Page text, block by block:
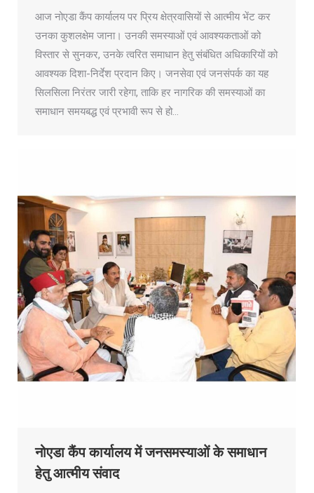
आज नोएडा कैंप कार्यालय पर प्रिय क्षेत्रवासियों से आत्मीय भेंट कर
उनका कुशलक्षेम जाना। उनकी समस्याओं एवं आवश्यकताओं को
विस्तार से सुनकर, उनके त्वरित समाधान हेतु संबंधित अधिकारियों को
आवश्यक दिशा-निर्देश प्रदान किए। जनसेवा एवं जनसंपर्क का यह
सिलसिला निरंतर जारी रहेगा, ताकि हर नागरिक की समस्याओं का
समाधान समयबद्ध एवं प्रभावी रूप से हो…
नोएडा कैंप कार्यालय में जनसमस्याओं के समाधान
हेतु आत्मीय संवाद